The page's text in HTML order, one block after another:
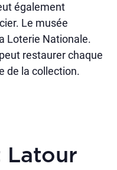
également
Le musée
Loterie Nationale.
restaurer chaque
de la collection.
Latour